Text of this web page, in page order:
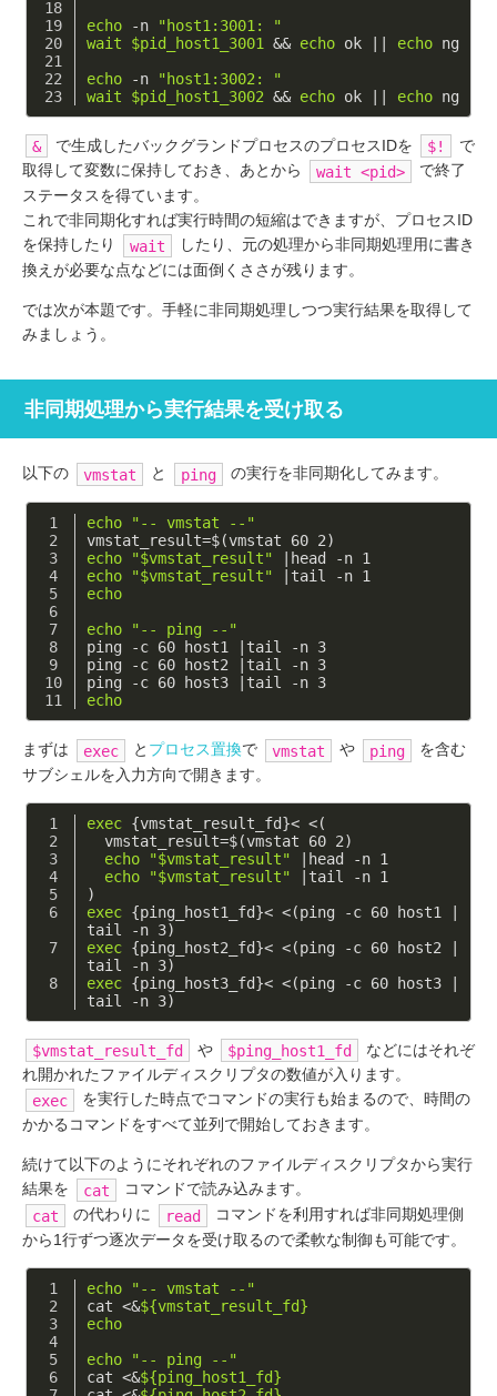
echo -n
"host1:3001: "
wait
$pid_host1_3001 && echo ok || echo ng
echo -n
"host1:3002: "
wait
$pid_host1_3002 && echo ok || echo ng
& で生成したバックグランドプロセスのプロセスIDを $!
で
取得して変数に保持しておき、あとから
wait <pid>
で終了
ステータスを得ています。
これで非同期化すれば実行時間の短縮はできますが、プロセスID
を保持したり
wait
したり、元の処理から非同期処理用に書き
換えが必要な点などには面倒くささが残ります。
では次が本題です。手軽に非同期処理しつつ実行結果を取得して
みましょう。
非同期処理から実行結果を受け取る
以下の vmstat と ping の実行を非同期化してみます。
echo
"-- vmstat --"
vmstat_result=$(vmstat 60 2)
echo
"$vmstat_result" |head -n 1
echo
"$vmstat_result" |tail -n 1
echo
echo
"-- ping --"
ping -c 60 host1 |tail -n 3
ping -c 60 host2 |tail -n 3
ping -c 60 host3 |tail -n 3
echo
まずは exec と プロセス置換で vmstat や ping
を含む
サブシェルを入力方向で開きます。
exec {vmstat_result_fd}< <(
  vmstat_result=$(vmstat 60 2)
echo
"$vmstat_result" |head -n 1
echo
"$vmstat_result" |tail -n 1
)
exec {ping_host1_fd}< <(ping -c 60 host1 |
tail -n 3)
exec {ping_host2_fd}< <(ping -c 60 host2 |
tail -n 3)
exec {ping_host3_fd}< <(ping -c 60 host3 |
tail -n 3)
$vmstat_result_fd や $ping_host1_fd
などにはそれぞ
れ開かれたファイルディスクリプタの数値が入ります。
exec
を実行した時点でコマンドの実行も始まるので、時間の
かかるコマンドをすべて並列で開始しておきます。
続けて以下のようにそれぞれのファイルディスクリプタから実行
結果を
cat
コマンドで読み込みます。
cat
の代わりに read
コマンドを利用すれば非同期処理側
から1行ずつ逐次データを受け取るので柔軟な制御も可能です。
echo
"-- vmstat --"
cat <&${vmstat_result_fd}
echo
echo
"-- ping --"
cat <&${ping_host1_fd}